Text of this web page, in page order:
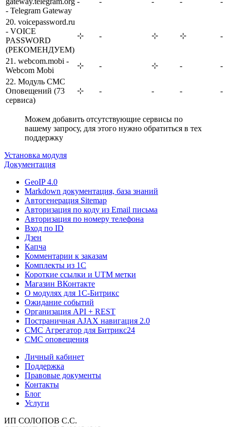
- Telegram Gateway
20. voicepassword.ru
- VOICE
PASSWORD
(РЕКОМЕНДУЕМ)
⊹ - ⊹ ⊹ -
21. webcom.mobi -
Webcom Mobi
⊹ - ⊹ -
-
22. Модуль СМС
Оповещений (73
сервиса)
⊹ - - - -
Можем добавить отсутствующие сервисы по
вашему запросу, для этого нужно обратиться в тех
поддержку
Установка модуля
Документация
GeoIP 4.0
Markdown документация, база знаний
Автогенерация Sitemap
Авторизация по коду из Email письма
Авторизация по номеру телефона
Вход по ID
Дзен
Капча
Комментарии к заказам
Комплекты из 1C
Короткие ссылки и UTM метки
Магазин ВКонтакте
О модулях для 1С-Битрикс
Ожидание событий
Организация API + REST
Постраничная AJAX навигация 2.0
СМС Агрегатор для Битрикс24
СМС оповещения
Личный кабинет
Поддержка
Правовые документы
Контакты
Блог
Услуги
ИП СОЛОПОВ С.С.